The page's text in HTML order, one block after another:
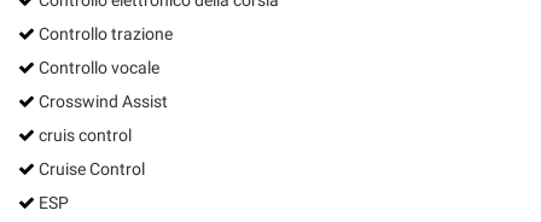
Controllo trazione
Controllo vocale
Crosswind Assist
cruis control
Cruise Control
ESP